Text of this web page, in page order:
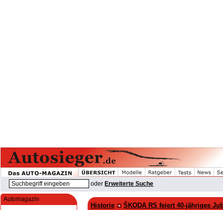
oder Erweiterte Suche
Automagazin
Historie ŠKODA RS feiert 40-jähriges